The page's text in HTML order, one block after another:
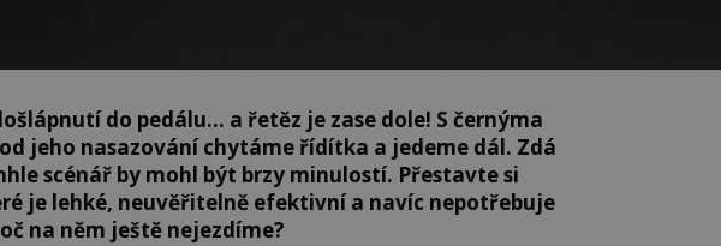
do pedálu… a řetěz je zase dole! S černýma
jeho nasazování chytáme řídítka a jedeme dál. Zdá
scénář by mohl být brzy minulostí. Přestavte si
je lehké, neuvěřitelně efektivní a navíc nepotřebuje
na něm ještě nejezdíme?